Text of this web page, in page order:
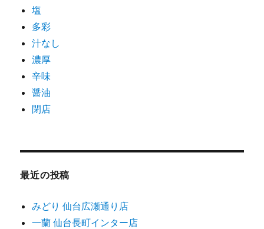
塩
多彩
汁なし
濃厚
辛味
醤油
閉店
最近の投稿
みどり 仙台広瀬通り店
一蘭 仙台長町インター店